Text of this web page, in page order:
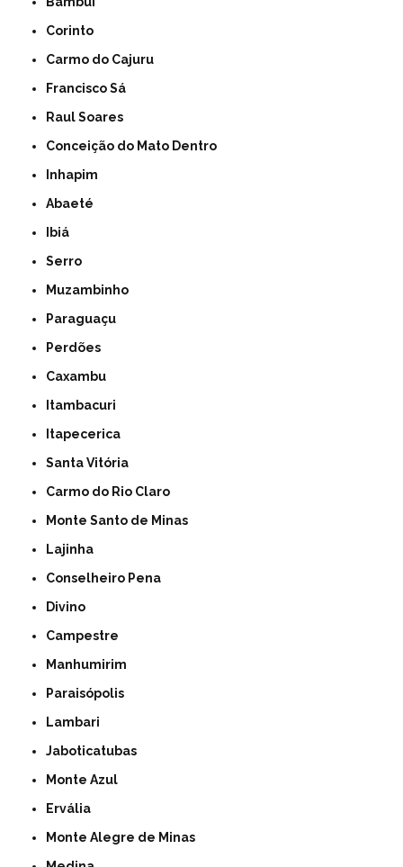
Corinto
Carmo do Cajuru
Francisco Sá
Raul Soares
Conceição do Mato Dentro
Inhapim
Abaeté
Ibiá
Serro
Muzambinho
Paraguaçu
Perdões
Caxambu
Itambacuri
Itapecerica
Santa Vitória
Carmo do Rio Claro
Monte Santo de Minas
Lajinha
Conselheiro Pena
Divino
Campestre
Manhumirim
Paraisópolis
Lambari
Jaboticatubas
Monte Azul
Ervália
Monte Alegre de Minas